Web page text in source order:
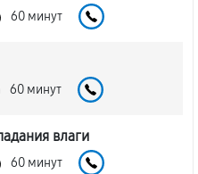
60 минут
60 минут
влаги
60 минут